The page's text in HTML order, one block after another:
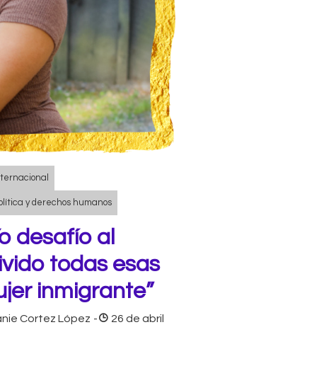
y derechos humanos
desafío al
todas esas
inmigrante”
Cortez López -
26 de abril